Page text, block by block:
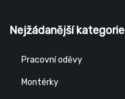
Nejžádanější kategorie
Pracovní oděvy
Montérky